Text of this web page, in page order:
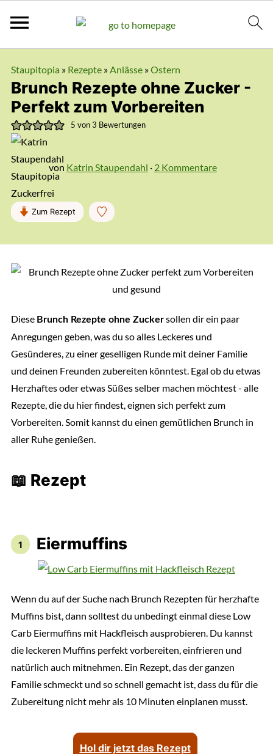
Staupitopia » Rezepte»Anlässe»Ostern
Brunch Rezepte ohne Zucker -
Perfekt zum Vorbereiten
5 von3 Bewertungen
von Katrin Staupendahl · 2 Kommentare
Zum Rezept
Diese Brunch Rezepte ohne Zuckersollen dir ein paar
Anregungen geben, was du so alles Leckeres und
Gesünderes, zu einer geselligen Runde mit deiner Familie
und deinen Freunden zubereiten könntest. Egal ob du etwas
Herzhaftes oder etwas Süßes selber machen möchtest - alle
Rezepte, die du hier findest, eignen sich perfekt zum
Vorbereiten. Somit kannst du einen gemütlichen Brunch in
aller Ruhe genießen.
📖 Rezept
Eiermuffins
Wenn du auf der Suche nach Brunch Rezepten für herzhafte
Muffins bist, dann solltest du unbedingt einmal diese Low
Carb Eiermuffins mit Hackfleisch ausprobieren. Du kannst
die leckeren Muffins perfekt vorbereiten, einfrieren und
natürlich auch mitnehmen. Ein Rezept, das der ganzen
Familie schmeckt und so schnell gemacht ist, dass du für die
Zubereitung nicht mehr als 10 Minuten einplanen musst.
Hol dir jetzt das Rezept